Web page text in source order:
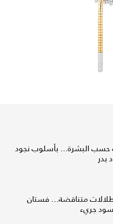
البشرة... بأسلوب نجود
بدر
متناقضة... فستان